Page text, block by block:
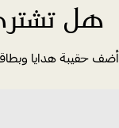
هل
أضف حقيبة هدايا